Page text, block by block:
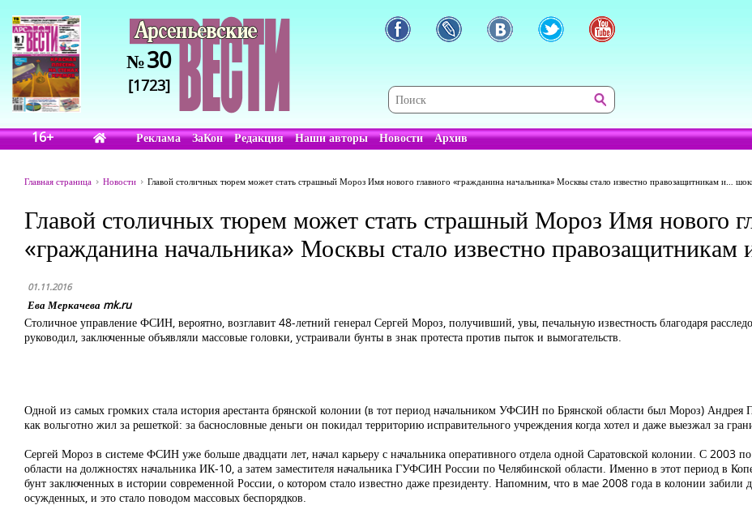
№30
[1723]
16+ Реклама ЗаКон Редакция Наши авторы Новости Архив
Главная страница Новости Главой столичных тюрем может стать страшный Мороз Имя нового главного «гражданина начальника» Москвы стало известно правозащитникам и…
Главой столичных тюрем может стать страшный Мороз Имя нового
«гражданина начальника» Москвы стало известно
01.11.2016
Ева Меркачева mk.ru
Столичное управление ФСИН, вероятно, возглавит 48-летний генерал Сергей Мороз, получивший, увы, печальную известность благодаря
руководил, заключенные объявляли массовые головки, устраивали бунты в знак протеста против пыток и вымогательств.
Одной из самых громких стала история арестанта брянской колонии (в тот период начальником УФСИН по Брянской области был Мороз)
как вольготно жил за решеткой: за баснословные деньги он покидал территорию исправительного учреждения когда хотел и даже выезжал за
Сергей Мороз в системе ФСИН уже больше двадцати лет, начал карьеру с начальника оперативного отдела одной Саратовской колонии. С 2003
области на должностях начальника ИК-10, а затем заместителя начальника ГУФСИН России по Челябинской области. Именно в этот период в
бунт заключенных в истории современной России, о котором стало известно даже президенту. Напомним, что в мае 2008 года в колонии
осужденных, и это стало поводом массовых беспорядков.